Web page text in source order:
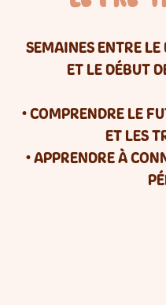
SEMAINES ENTRE
ET LE DÉBUT
• COMPRENDRE LE
ET LES
• APPRENDRE À